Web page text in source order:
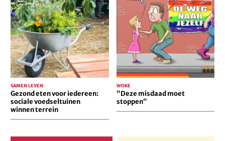
voor
iedereen:
sociale
voedseltuinen
winnen
terrein
Gezond eten voor iedereen:
sociale voedseltuinen
winnen terrein
SAMEN LEVEN
moet
stoppen”
“Deze misdaad moet
stoppen”
WOKE